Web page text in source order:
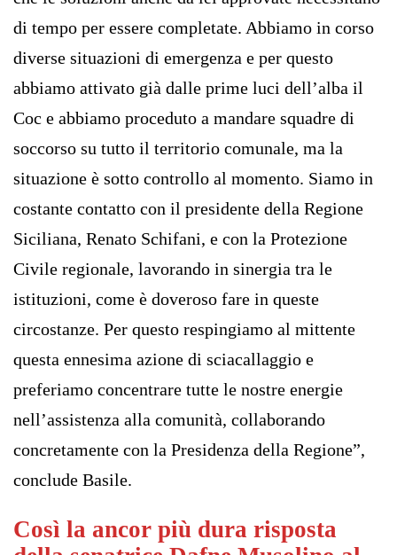
di tempo per essere completate. Abbiamo in corso
diverse situazioni di emergenza e per questo
abbiamo attivato già dalle prime luci dell’alba il
Coc e abbiamo proceduto a mandare squadre di
soccorso su tutto il territorio comunale, ma la
situazione è sotto controllo al momento. Siamo in
costante contatto con il presidente della Regione
Siciliana, Renato Schifani, e con la Protezione
Civile regionale, lavorando in sinergia tra le
istituzioni, come è doveroso fare in queste
circostanze. Per questo respingiamo al mittente
questa ennesima azione di sciacallaggio e
preferiamo concentrare tutte le nostre energie
nell’assistenza alla comunità, collaborando
concretamente con la Presidenza della Regione”,
conclude Basile.
Così la ancor più dura risposta